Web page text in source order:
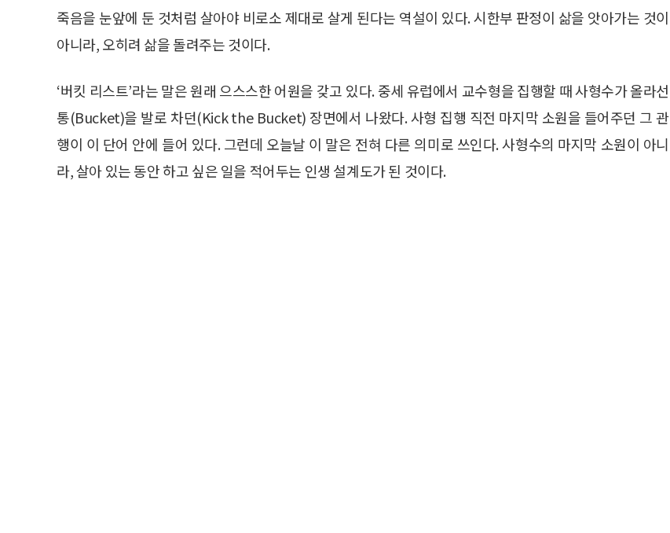
죽음을 눈앞에 둔 것처럼 살아야 비로소 제대로 살게 된다는 역설이 있다. 시한부 판정이 삶을 앗아가는 것이
아니라, 오히려 삶을 돌려주는 것이다.
‘버킷 리스트’라는 말은 원래 으스스한 어원을 갖고 있다. 중세 유럽에서 교수형을 집행할 때 사형수가 올라선
통(Bucket)을 발로 차던(Kick the Bucket) 장면에서 나왔다. 사형 집행 직전 마지막 소원을 들어주던 그 관
행이 이 단어 안에 들어 있다. 그런데 오늘날 이 말은 전혀 다른 의미로 쓰인다. 사형수의 마지막 소원이 아니
라, 살아 있는 동안 하고 싶은 일을 적어두는 인생 설계도가 된 것이다.